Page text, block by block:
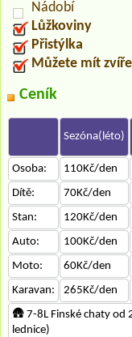
Nádobí
Lůžkoviny
Přistýlka
Můžete mít zvíře
Ceník
Sezóna(léto)
Osoba:
110Kč/den
Dítě:
70Kč/den
Stan:
120Kč/den
Auto:
100Kč/den
Moto:
60Kč/den
Karavan:
265Kč/den
🛖 7-8L Finské chaty od
lednice)